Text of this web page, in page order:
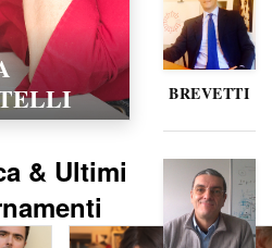
& Ultimi
BREVETTI